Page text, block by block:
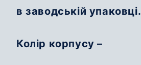
в заводській упаковці.
Колір корпусу –